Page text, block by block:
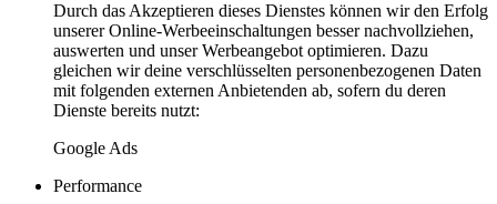
Durch das Akzeptieren dieses Dienstes können wir den Erfolg
unserer Online-Werbeeinschaltungen besser nachvollziehen,
auswerten und unser Werbeangebot optimieren. Dazu
gleichen wir deine verschlüsselten personenbezogenen Daten
mit folgenden externen Anbietenden ab, sofern du deren
Dienste bereits nutzt:
Google Ads
Performance